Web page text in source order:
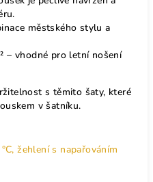
městského stylu a
– vhodné pro letní nošení
s těmito šaty, které
v šatníku.
žehlení s napařováním